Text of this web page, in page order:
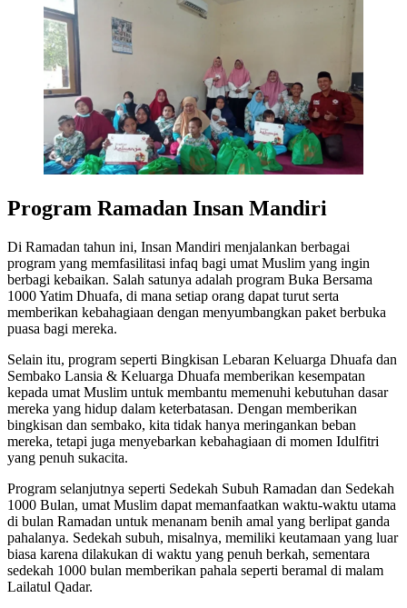
Program Ramadan Insan Mandiri
Di Ramadan tahun ini, Insan Mandiri menjalankan berbagai
program yang memfasilitasi infaq bagi umat Muslim yang ingin
berbagi kebaikan. Salah satunya adalah program Buka Bersama
1000 Yatim Dhuafa, di mana setiap orang dapat turut serta
memberikan kebahagiaan dengan menyumbangkan paket berbuka
puasa bagi mereka.
Selain itu, program seperti Bingkisan Lebaran Keluarga Dhuafa dan
Sembako Lansia & Keluarga Dhuafa memberikan kesempatan
kepada umat Muslim untuk membantu memenuhi kebutuhan dasar
mereka yang hidup dalam keterbatasan. Dengan memberikan
bingkisan dan sembako, kita tidak hanya meringankan beban
mereka, tetapi juga menyebarkan kebahagiaan di momen Idulfitri
yang penuh sukacita.
Program selanjutnya seperti Sedekah Subuh Ramadan dan Sedekah
1000 Bulan, umat Muslim dapat memanfaatkan waktu-waktu utama
di bulan Ramadan untuk menanam benih amal yang berlipat ganda
pahalanya. Sedekah subuh, misalnya, memiliki keutamaan yang luar
biasa karena dilakukan di waktu yang penuh berkah, sementara
sedekah 1000 bulan memberikan pahala seperti beramal di malam
Lailatul Qadar.